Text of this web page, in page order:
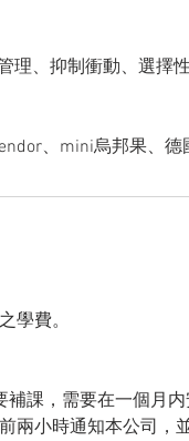
理、抑制衝動、選擇
、mini烏邦果、德
學費。
課，需要在一個月
兩小時通知本公司，